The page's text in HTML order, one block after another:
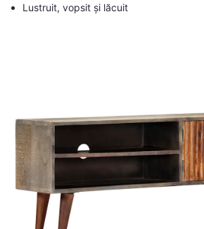
Lustruit, vopsit și lăcuit